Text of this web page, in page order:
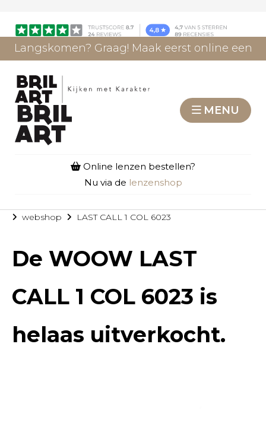
Langskomen? Graag! Maak eerst online een
MENU
Online lenzen bestellen?
Nu via de lenzenshop
webshop LAST CALL 1 COL 6023
De WOOW LAST
CALL 1 COL 6023 is
helaas uitverkocht.